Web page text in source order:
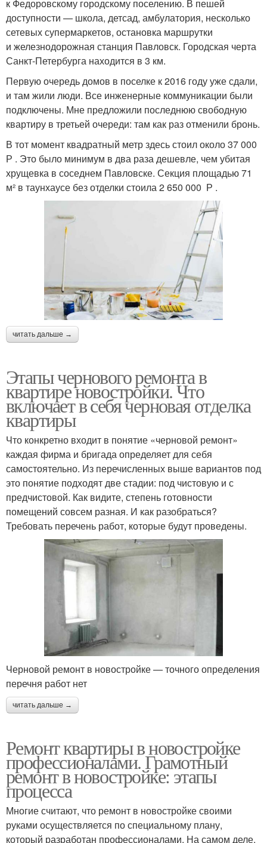
к Федоровскому городскому поселению. В пешей
доступности — школа, детсад, амбулатория, несколько
сетевых супермаркетов, остановка маршрутки
и железнодорожная станция Павловск. Городская черта
Санкт-Петербурга находится в 3 км.
Первую очередь домов в поселке к 2016 году уже сдали,
и там жили люди. Все инженерные коммуникации были
подключены. Мне предложили последнюю свободную
квартиру в третьей очереди: там как раз отменили бронь.
В тот момент квадратный метр здесь стоил около 37 000
Р . Это было минимум в два раза дешевле, чем убитая
хрущевка в соседнем Павловске. Секция площадью 71
м² в таунхаусе без отделки стоила 2 650 000 Р .
читать дальше →
Этапы чернового ремонта в
квартире новостройки. Что
включает в себя черновая отделка
квартиры
Что конкретно входит в понятие «черновой ремонт»
каждая фирма и бригада определяет для себя
самостоятельно. Из перечисленных выше вариантов под
это понятие подходят две стадии: под чистовую и с
предчистовой. Как видите, степень готовности
помещений совсем разная. И как разобраться?
Требовать перечень работ, которые будут проведены.
Черновой ремонт в новостройке — точного определения
перечня работ нет
читать дальше →
Ремонт квартиры в новостройке
профессионалами. Грамотный
ремонт в новостройке: этапы
процесса
Многие считают, что ремонт в новостройке своими
руками осуществляется по специальному плану,
который разработан профессионалами. На самом деле,